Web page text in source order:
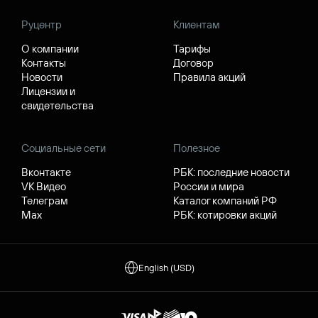
Руцентр
О компании
Контакты
Новости
Лицензии и
свидетельства
Клиентам
Тарифы
Договор
Правила акций
Социальные сети
Вконтакте
VK Видео
Телеграм
Max
Полезное
РБК: последние новости
России и мира
Каталог компаний РФ
РБК: котировки акций
English (USD)